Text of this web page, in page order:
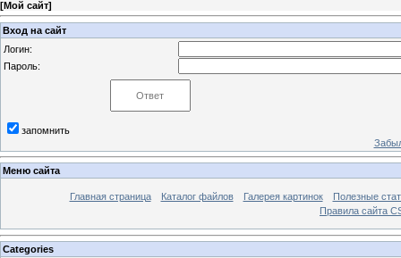
[Мой сайт]
Вход на сайт
Логин:
Пароль:
запомнить
Меню сайта
Главная страница Каталог файлов Галерея картинок
Полезные
Правила сайта
Categories